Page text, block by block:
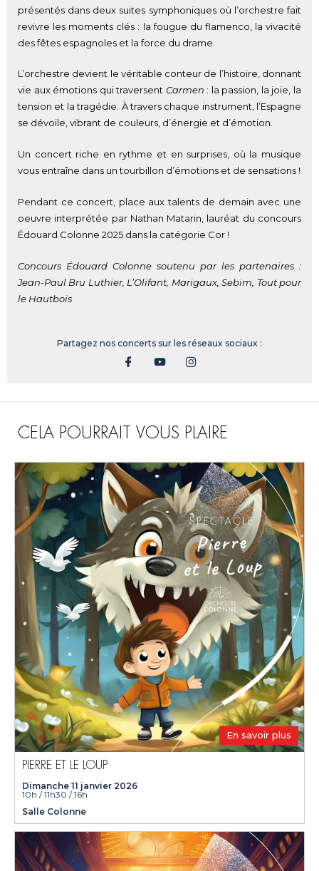
présentés dans deux suites symphoniques où l’orchestre fait
revivre les moments clés : la fougue du flamenco, la vivacité
des fêtes espagnoles et la force du drame.
L’orchestre devient le véritable conteur de l’histoire, donnant
vie aux émotions qui traversent Carmen : la passion, la joie, la
tension et la tragédie. À travers chaque instrument, l’Espagne
se dévoile, vibrant de couleurs, d’énergie et d’émotion.
Un concert riche en rythme et en surprises, où la musique
vous entraîne dans un tourbillon d’émotions et de sensations !
Pendant ce concert, place aux talents de demain avec une
oeuvre interprétée par Nathan Matarin, lauréat du concours
Édouard Colonne 2025 dans la catégorie Cor !
Concours Édouard Colonne soutenu par les partenaires :
Jean-Paul Bru Luthier, L’Olifant, Marigaux, Sebim, Tout pour
le Hautbois
Partagez nos concerts sur les réseaux sociaux :
CELA POURRAIT VOUS PLAIRE
En savoir plus
PIERRE ET LE LOUP
Dimanche 11 janvier 2026
10h / 11h30 / 16h
Salle Colonne